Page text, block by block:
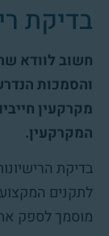
בדיקת
חשוב לוודא
והסמכות
מקרקעין
המקרקעין.
בדיקת
לתקנים
מוסמך לספק